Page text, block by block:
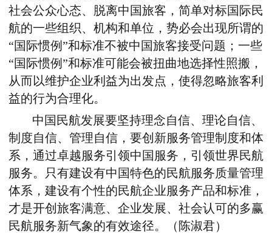
社会公众心态、脱离中国旅客，简单对标国际民
航的一些组织、机构和单位，势必会出现所谓的
“国际惯例”和标准不被中国旅客接受问题；一些
“国际惯例”和标准可能会被扭曲地选择性照搬，
从而以维护企业利益为出发点，使得忽略旅客利
益的行为合理化。
中国民航发展要坚持理念自信、理论自信、
制度自信、管理自信，要创新服务管理制度和体
系，通过卓越服务引领中国服务，引领世界民航
服务。只有建设有中国特色的民航服务质量管理
体系，建设有个性的民航企业服务产品和标准，
才是开创旅客满意、企业发展、社会认可的多赢
民航服务新气象的有效途径。（陈淑君）